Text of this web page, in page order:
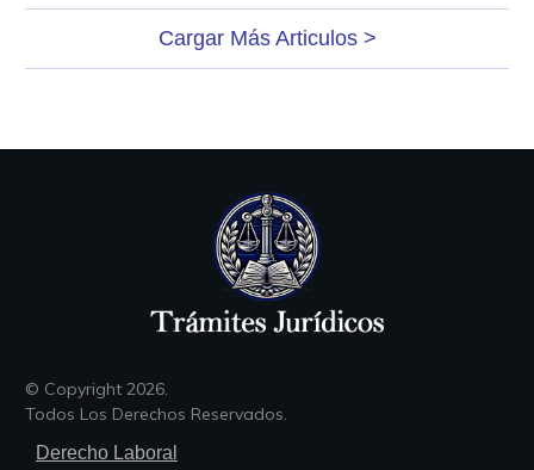
Cargar Más Articulos >
© Copyright 2026.
Todos Los Derechos Reservados.
Derecho Laboral